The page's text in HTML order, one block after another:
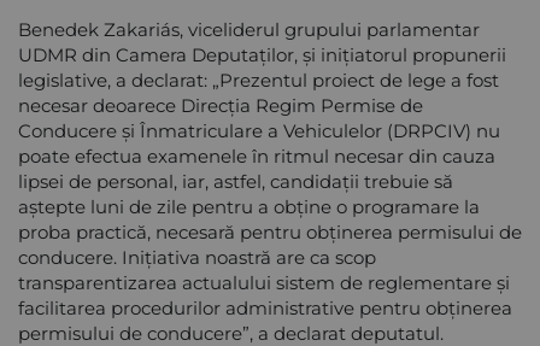
Benedek Zakariás, viceliderul grupului parlamentar
UDMR din Camera Deputaților, și inițiatorul propunerii
legislative, a declarat: „Prezentul proiect de lege a fost
necesar deoarece Direcția Regim Permise de
Conducere și Înmatriculare a Vehiculelor (DRPCIV) nu
poate efectua examenele în ritmul necesar din cauza
lipsei de personal, iar, astfel, candidații trebuie să
aștepte luni de zile pentru a obține o programare la
proba practică, necesară pentru obținerea permisului de
conducere. Inițiativa noastră are ca scop
transparentizarea actualului sistem de reglementare și
facilitarea procedurilor administrative pentru obținerea
permisului de conducere”, a declarat deputatul.